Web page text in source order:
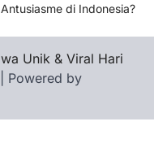
di Indonesia?
Unik & Viral Hari
| Powered by